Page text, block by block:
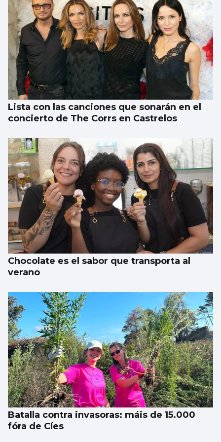
El Gobierno aplica controles fronterizos
para los italianos
Lista con las canciones que sonarán en el
concierto de The Corrs en Castrelos
Chocolate es el sabor que transporta al
verano
Batalla contra invasoras: máis de 15.000
fóra de Cíes